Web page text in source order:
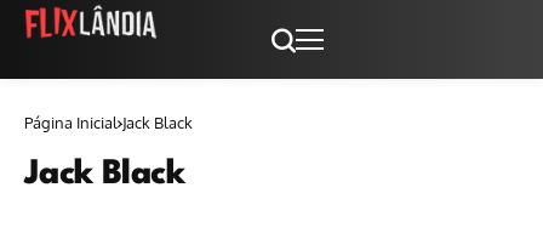
Página Inicial Jack Black
Jack Black